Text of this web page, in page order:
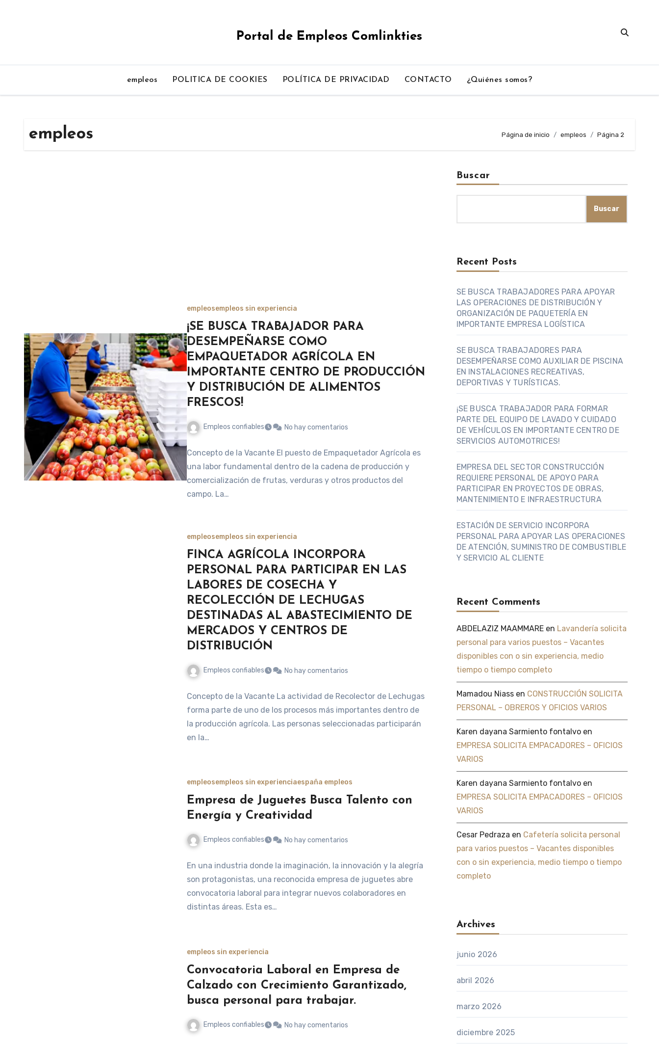
Portal de Empleos Comlinkties
empleos POLITICA DE COOKIES POLÍTICA DE PRIVACIDAD CONTACTO ¿Quiénes somos?
empleos Página de inicio empleos Página 2
empleosempleos sin experiencia
¡SE BUSCA TRABAJADOR PARA
DESEMPEÑARSE COMO
EMPAQUETADOR AGRÍCOLA EN
IMPORTANTE CENTRO DE PRODUCCIÓN
Y DISTRIBUCIÓN DE ALIMENTOS
FRESCOS!
Empleos confiables No hay comentarios
Concepto de la Vacante El puesto de Empaquetador Agrícola es
una labor fundamental dentro de la cadena de producción y
comercialización de frutas, verduras y otros productos del
campo. La…
empleosempleos sin experiencia
FINCA AGRÍCOLA INCORPORA
PERSONAL PARA PARTICIPAR EN LAS
LABORES DE COSECHA Y
RECOLECCIÓN DE LECHUGAS
DESTINADAS AL ABASTECIMIENTO DE
MERCADOS Y CENTROS DE
DISTRIBUCIÓN
Empleos confiables No hay comentarios
Concepto de la Vacante La actividad de Recolector de Lechugas
forma parte de uno de los procesos más importantes dentro de
la producción agrícola. Las personas seleccionadas participarán
en la…
empleosempleos sin experienciaespaña empleos
Empresa de Juguetes Busca Talento con
Energía y Creatividad
Empleos confiables No hay comentarios
En una industria donde la imaginación, la innovación y la alegría
son protagonistas, una reconocida empresa de juguetes abre
convocatoria laboral para integrar nuevos colaboradores en
distintas áreas. Esta es…
empleos sin experiencia
Convocatoria Laboral en Empresa de
Calzado con Crecimiento Garantizado,
busca personal para trabajar.
Empleos confiables No hay comentarios
Buscar
Buscar
Recent Posts
SE BUSCA TRABAJADORES PARA APOYAR
LAS OPERACIONES DE DISTRIBUCIÓN Y
ORGANIZACIÓN DE PAQUETERÍA EN
IMPORTANTE EMPRESA LOGÍSTICA
SE BUSCA TRABAJADORES PARA
DESEMPEÑARSE COMO AUXILIAR DE PISCINA
EN INSTALACIONES RECREATIVAS,
DEPORTIVAS Y TURÍSTICAS.
¡SE BUSCA TRABAJADOR PARA FORMAR
PARTE DEL EQUIPO DE LAVADO Y CUIDADO
DE VEHÍCULOS EN IMPORTANTE CENTRO DE
SERVICIOS AUTOMOTRICES!
EMPRESA DEL SECTOR CONSTRUCCIÓN
REQUIERE PERSONAL DE APOYO PARA
PARTICIPAR EN PROYECTOS DE OBRAS,
MANTENIMIENTO E INFRAESTRUCTURA
ESTACIÓN DE SERVICIO INCORPORA
PERSONAL PARA APOYAR LAS OPERACIONES
DE ATENCIÓN, SUMINISTRO DE COMBUSTIBLE
Y SERVICIO AL CLIENTE
Recent Comments
ABDELAZIZ MAAMMAREen Lavandería solicita
personal para varios puestos – Vacantes
disponibles con o sin experiencia, medio
tiempo o tiempo completo
Mamadou Niassen CONSTRUCCIÓN SOLICITA
PERSONAL – OBREROS Y OFICIOS VARIOS
Karen dayana Sarmiento fontalvoen
EMPRESA SOLICITA EMPACADORES – OFICIOS
VARIOS
Karen dayana Sarmiento fontalvoen
EMPRESA SOLICITA EMPACADORES – OFICIOS
VARIOS
Cesar Pedraza en Cafetería solicita personal
para varios puestos – Vacantes disponibles
con o sin experiencia, medio tiempo o tiempo
completo
Archives
junio 2026
abril 2026
marzo 2026
diciembre 2025